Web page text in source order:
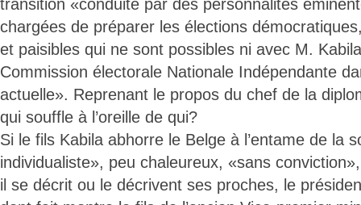
transition «conduite par des personnalités
chargées de préparer les élections
et paisibles qui ne sont possibles ni avec M.
Commission électorale Nationale Indépendante
actuelle». Reprenant le propos du chef de la
qui souffle à l’oreille de qui?
Si le fils Kabila abhorre le Belge à l’entame de la
individualiste», peu chaleureux, «sans
il se décrit ou le décrivent ses proches, le